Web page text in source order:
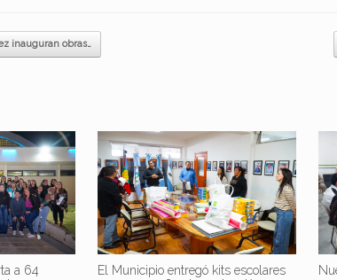
inauguran obras…
a 64
El Municipio entregó kits escolares